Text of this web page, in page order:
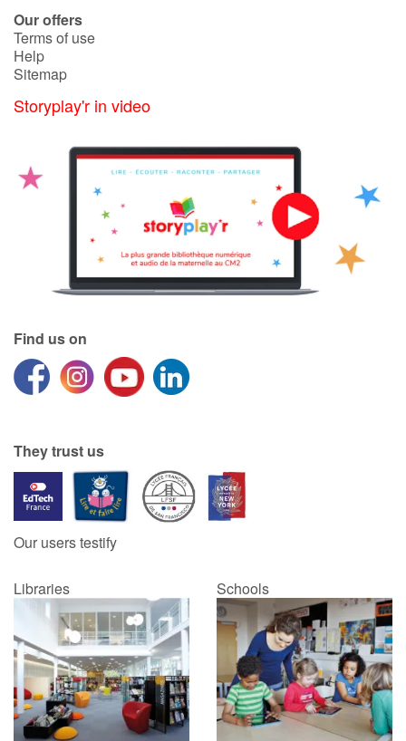
Our offers
Terms of use
Help
Sitemap
Storyplay'r in video
Find us on
They trust us
Our users testify
Libraries Schools